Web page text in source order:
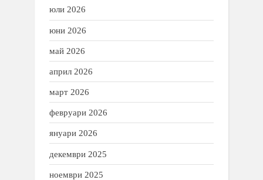
юли 2026
юни 2026
май 2026
април 2026
март 2026
февруари 2026
януари 2026
декември 2025
ноември 2025